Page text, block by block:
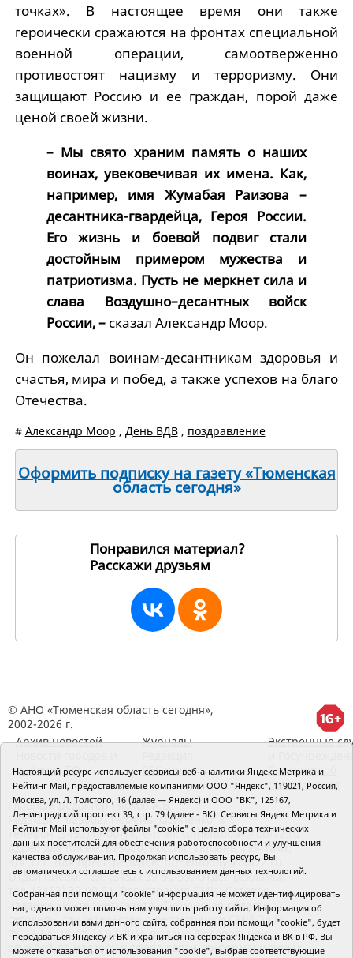
точках». В настоящее время они также
героически сражаются на фронтах специальной
военной операции, самоотверженно
противостоят нацизму и терроризму. Они
защищают Россию и ее граждан, порой даже
ценой своей жизни.
– Мы свято храним память о наших
воинах, увековечивая их имена. Как,
например, имя Жумабая Раизова –
десантника-гвардейца, Героя России.
Его жизнь и боевой подвиг стали
достойным примером мужества и
патриотизма. Пусть не меркнет сила и
слава Воздушно–десантных войск
России, – сказал Александр Моор.
Он пожелал воинам-десантникам здоровья и
счастья, мира и побед, а также успехов на благо
Отечества.
# Александр Моор , День ВДВ, поздравление
Оформить подписку на газету «Тюменская
область сегодня»
Понравился материал?
Расскажи друзьям
© АНО «Тюменская область сегодня»,
2002-2026 г.
Архив новостей
районов ТО
Журналы
RSS поток
Экстренные
Сведения об
организации
Главный редактор Рябков А.В.
Редакция: 625002, Тюмень, Осипенко, 81,
телефон (3452)49-00-18, e-mail: tumentoday@obl72.ru
Адрес для писем: 625000, Россия, Тюмень, Почтамт,
а/я 371. Для пресс-релизов: tumentoday@obl72.ru.
Отдел писем: тел. (3452) 39-90-59. Отдел рекламы:
тел. (3452) 39-90-51. Регистрация СМИ: Сетевое
издание «Интернет-газета «Тюменская область
сегодня», свидетельство о регистрации СМИ Эл №
ФС77-64918 от 24.02.2016 выдано Федеральной
службой по надзору в сфере связи, информационных
Настоящий ресурс использует сервисы веб-аналитики Яндекс Метрика и
Рейтинг Mail, предоставляемые компаниями ООО "Яндекс", 119021, Россия,
Москва, ул. Л. Толстого, 16 (далее — Яндекс) и ООО "ВК", 125167,
Ленинградский проспект 39, стр. 79 (далее - ВК). Сервисы Яндекс Метрика и
Рейтинг Mail используют файлы "cookie" с целью сбора технических
данных посетителей для обеспечения работоспособности и улучшения
качества обслуживания. Продолжая использовать ресурс, Вы
автоматически соглашаетесь с использованием данных технологий.
Собранная при помощи "cookie" информация не может идентифицировать
вас, однако может помочь нам улучшить работу сайта. Информация об
использовании вами данного сайта, собранная при помощи "cookie", будет
передаваться Яндексу и ВК и храниться на серверах Яндекса и ВК в РФ. Вы
можете отказаться от использования "cookie", выбрав соответствующие